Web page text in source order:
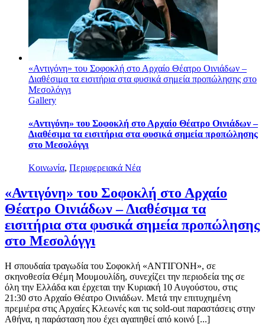
«Αντιγόνη» του Σοφοκλή στο Αρχαίο Θέατρο Οινιάδων –
Διαθέσιμα τα εισιτήρια στα φυσικά σημεία προπώλησης στο
Μεσολόγγι
Gallery
«Αντιγόνη» του Σοφοκλή στο Αρχαίο Θέατρο Οινιάδων –
Διαθέσιμα τα εισιτήρια στα φυσικά σημεία προπώλησης
στο Μεσολόγγι
Κοινωνία, Περιφερειακά Νέα
«Αντιγόνη» του Σοφοκλή στο Αρχαίο
Θέατρο Οινιάδων – Διαθέσιμα τα
εισιτήρια στα φυσικά σημεία προπώλησης
στο Μεσολόγγι
Η σπουδαία τραγωδία του Σοφοκλή «ΑΝΤΙΓΟΝΗ», σε
σκηνοθεσία Θέμη Μουμουλίδη, συνεχίζει την περιοδεία της σε
όλη την Ελλάδα και έρχεται την Κυριακή 10 Αυγούστου, στις
21:30 στο Αρχαίο Θέατρο Οινιάδων. Μετά την επιτυχημένη
πρεμιέρα στις Αρχαίες Κλεωνές και τις sold-out παραστάσεις στην
Αθήνα, η παράσταση που έχει αγαπηθεί από κοινό [...]